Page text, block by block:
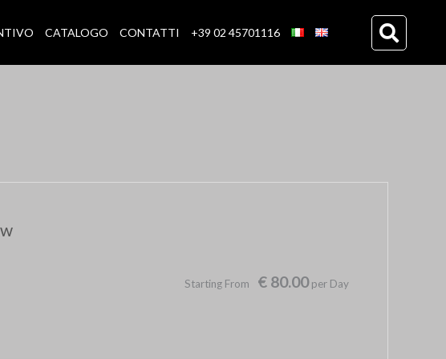
CATALOGO CONTATTI +39 02 45701116
Starting From € 80.00 per Day